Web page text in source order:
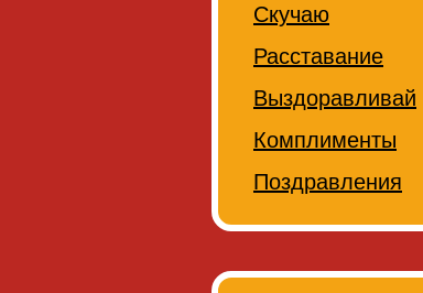
Скучаю
Расставание
Выздоравливай
Комплименты
Поздравления